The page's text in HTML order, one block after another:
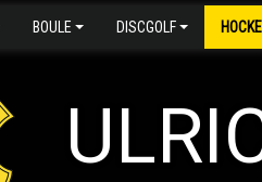
BOULE DISCGOLF